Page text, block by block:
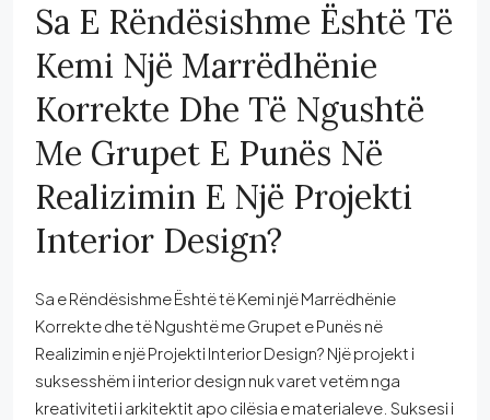
Sa E Rëndësishme Është Të
Kemi Një Marrëdhënie
Korrekte Dhe Të Ngushtë
Me Grupet E Punës Në
Realizimin E Një Projekti
Interior Design?
Sa e Rëndësishme Është të Kemi një Marrëdhënie
Korrekte dhe të Ngushtë me Grupet e Punës në
Realizimin e një Projekti Interior Design? Një projekt i
suksesshëm i interior design nuk varet vetëm nga
kreativiteti i arkitektit apo cilësia e materialeve. Suksesi i